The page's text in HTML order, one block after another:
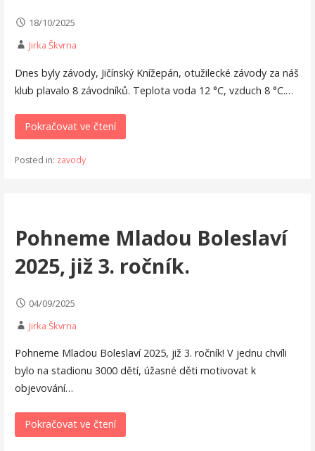
18/10/2025
Jirka Škvrna
Dnes byly závody, Jičínský Knížepán, otužilecké závody za náš
klub plavalo 8 závodníků. Teplota voda 12 °C, vzduch 8 °C.…
Pokračovat ve čtení
Posted in: zavody
Pohneme Mladou Boleslaví
2025, již 3. ročník.
04/09/2025
Jirka Škvrna
Pohneme Mladou Boleslaví 2025, již 3. ročník! V jednu chvíli
bylo na stadionu 3000 dětí, úžasné děti motivovat k
objevování…
Pokračovat ve čtení